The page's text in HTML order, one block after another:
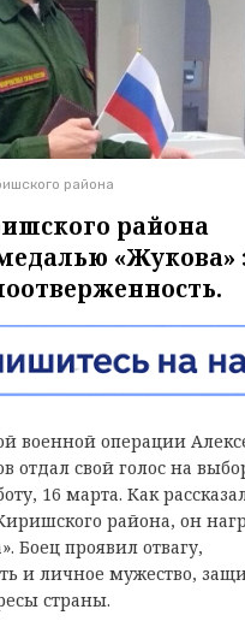
района
района
«Жукова»
военной операции
отдал свой голос на
16 марта. Как
района, он
Боец проявил отвагу,
и личное мужество,
страны.